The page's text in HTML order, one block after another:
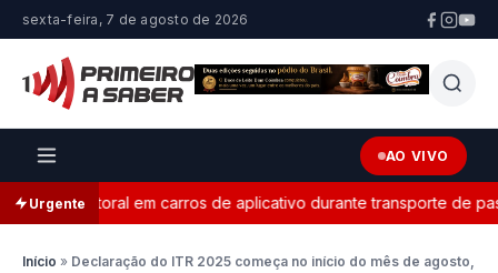
sexta-feira, 7 de agosto de 2026
AO VIVO
Urgente
eleitoral em carros de aplicativo durante transporte de
Início » Declaração do ITR 2025 começa no início do mês de agosto,